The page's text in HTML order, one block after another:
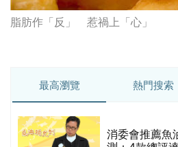
脂肪作「反」 惹禍上「心」
最高瀏覽 熱門搜索
消委會推薦魚